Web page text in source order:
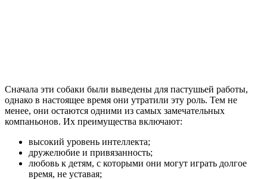
Сначала эти собаки были выведены для пастушьей работы,
однако в настоящее время они утратили эту роль. Тем не
менее, они остаются одними из самых замечательных
компаньонов. Их преимущества включают:
высокий уровень интеллекта;
дружелюбие и привязанность;
любовь к детям, с которыми они могут играть долгое
время, не уставая;